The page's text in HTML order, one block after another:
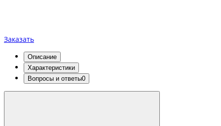
Заказать
Описание
Характеристики
Вопросы и ответы0